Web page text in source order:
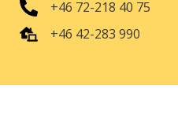
+46 72-218 40 75
+46 42-283 990